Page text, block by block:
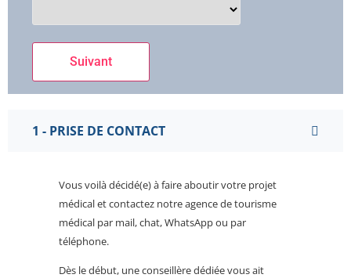
1 - PRISE DE CONTACT
Vous voilà décidé(e) à faire aboutir votre projet
médical et contactez notre agence de tourisme
médical par mail, chat, WhatsApp ou par
téléphone.
Dès le début, une conseillère dédiée vous ait